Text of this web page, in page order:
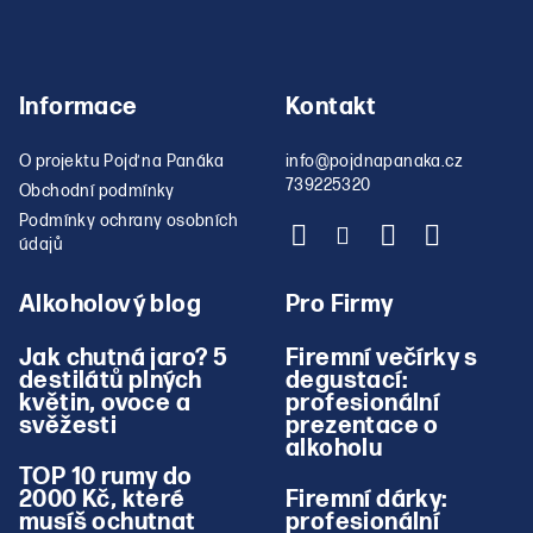
Informace
O projektu Pojď na Panáka
Obchodní podmínky
Podmínky ochrany osobních
údajů
Kontakt
info@pojdnapanaka.cz
739225320
Alkoholový blog
Jak chutná jaro? 5
destilátů plných
květin, ovoce a
svěžesti
TOP 10 rumy do
2000 Kč, které
musíš ochutnat
Pro Firmy
Firemní večírky s
degustací:
profesionální
prezentace o
alkoholu
Firemní dárky:
profesionální